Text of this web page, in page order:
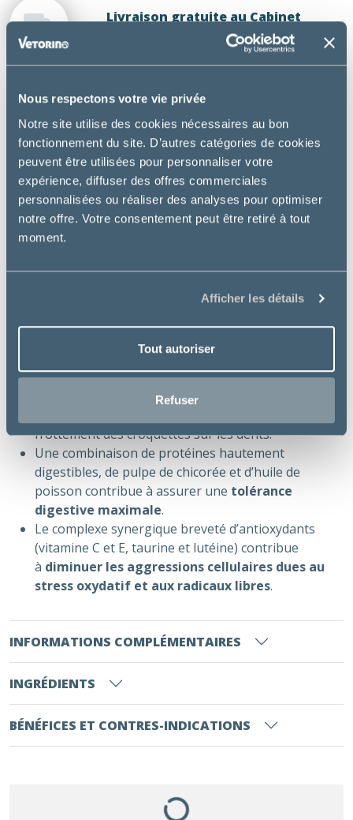
Nous respectons votre vie privée
Notre site utilise des cookies nécessaires au bon
fonctionnement du site. D’autres catégories de cookies
peuvent être utilisées pour personnaliser votre
expérience, diffuser des offres commerciales
personnalisées ou réaliser des analyses pour optimiser
notre offre. Votre consentement peut être retiré à tout
moment.
Afficher les détails
Tout autoriser
Refuser
Livraison gratuite au Cabinet
vétérinaire de la Carmone
Neutered Adult Small Dog est un aliment complet
pour chien stérilisé avec une tendance à
l’embonpoint et à sensibilité bucco-dentaire.
Utilisation :
Chien stérilisé
formule satiétogène et réduite en calorie.
Du phosphate de sodium pour aider àlimiter la
formation de tartreen chélatant le calcium
frottement des croquettes sur les dents.
Une combinaison de protéines hautement
digestibles, de pulpe de chicorée et d’huile de
poisson contribue à assurer une tolérance
digestive maximale.
Le complexe synergique breveté d’antioxydants
(vitamine C et E, taurine et lutéine) contribue
à diminuer les aggressions cellulaires dues au
stress oxydatif et aux radicaux libres.
INFORMATIONS COMPLÉMENTAIRES
INGRÉDIENTS
BÉNÉFICES ET CONTRES-INDICATIONS